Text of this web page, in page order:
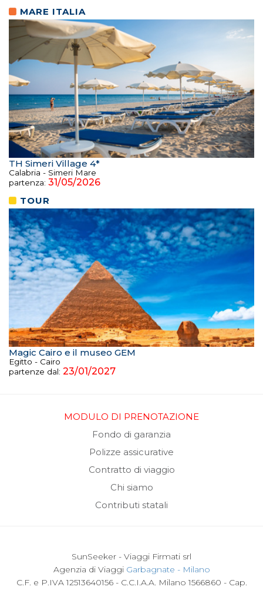
MARE ITALIA
TH Simeri Village 4*
Calabria - Simeri Mare
partenza: 31/05/2026
TOUR
Magic Cairo e il museo GEM
Egitto - Cairo
partenze dal: 23/01/2027
MODULO DI PRENOTAZIONE
Fondo di garanzia
Polizze assicurative
Contratto di viaggio
Chi siamo
Contributi statali
SunSeeker - Viaggi Firmati srl
Agenzia di Viaggi Garbagnate - Milano
C.F. e P.IVA 12513640156 - C.C.I.A.A. Milano 1566860 - Cap.